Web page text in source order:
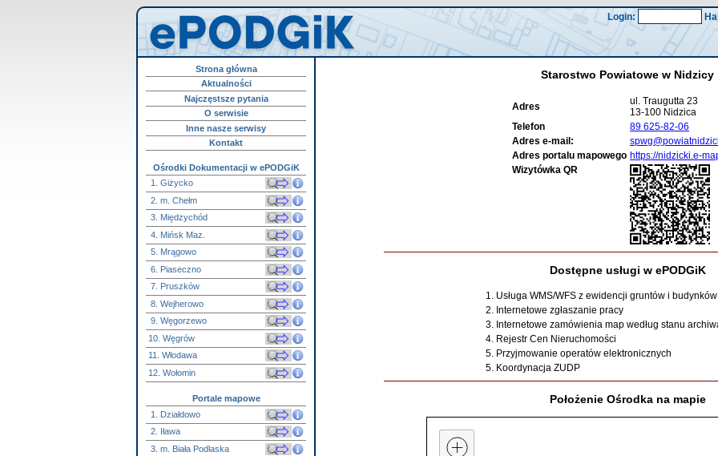
Login:
Strona główna
Aktualności
Najczęstsze pytania
O serwisie
Inne nasze serwisy
Kontakt
Ośrodki Dokumentacji w ePODGiK
1. Giżycko
2. m. Chełm
3. Międzychód
4. Mińsk Maz.
5. Mrągowo
6. Piaseczno
7. Pruszków
8. Wejherowo
9. Węgorzewo
10. Węgrów
11. Włodawa
12. Wołomin
Portale mapowe
1. Działdowo
2. Iława
3. m. Biała Podlaska
Starostwo Powiatowe w Nidzicy
Adres
ul. Traugutta 23
13-100 Nidzica
Telefon
89 625-82-06
Adres e-mail:
Adres portalu mapowego https://nidzicki.e-
Wizytówka QR
Dostępne usługi w ePODGiK
1. Usługa WMS/WFS z ewidencji gruntów i budynków
2. Internetowe zgłaszanie pracy
3. Internetowe zamówienia map według stanu
4. Rejestr Cen Nieruchomości
5. Przyjmowanie operatów elektronicznych
5. Koordynacja ZUDP
Położenie Ośrodka na mapie